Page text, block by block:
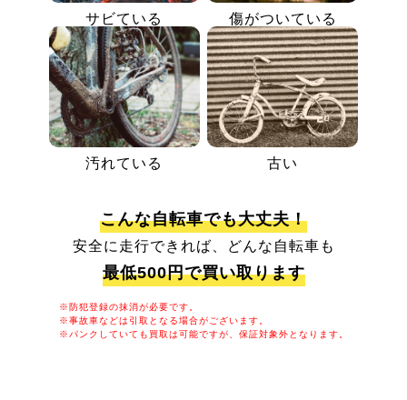
サビている 傷がついている
汚れている 古い
こんな自転車でも大丈夫！
安全に走行できれば、どんな自転車も
最低500円で買い取ります
※防犯登録の抹消が必要です。
※事故車などは引取となる場合がございます。
※パンクしていても買取は可能ですが、保証対象外となります。